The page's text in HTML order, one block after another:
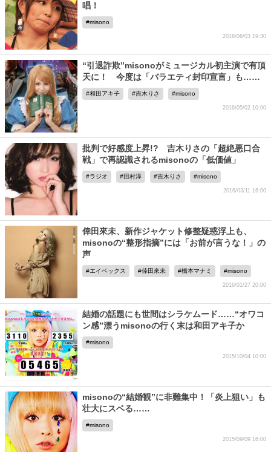
唱！
misono
2016/06/03 19:30
“引退詐欺”misonoがミュージカル初主演で有頂
天に！ 今度は「バラエティ封印宣言」も……
和田アキ子 吉木りさ misono
2016/05/02 10:00
批判で好感度上昇!? 吉木りさの「超絶悪口合
戦」で再認識されるmisonoの「低価値」
ラジオ 田村淳 吉木りさ misono
2016/03/11 16:00
倖田來未、新作ジャケット修整疑惑浮上も、
misonoの“整形指摘”には「お前が言うな！」の
声
エイベックス 倖田來未 橋本マナミ misono
2016/01/27 20:00
結婚の話題にも世間はシラケムード……“オワコ
ン感”漂うmisonoの行く末は和田アキ子か
misono
2015/10/04 10:00
misonoの“結婚観”に非難集中！「炎上狙い」も
壮大にスベる……
misono
2015/09/09 16:00